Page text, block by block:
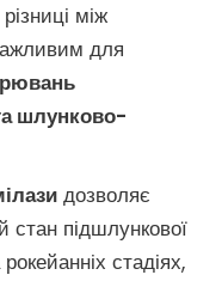
між
для
шлунково-
дозволяє
стан підшлункової
стадіях,